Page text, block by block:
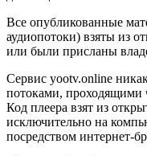
Все опубликованные
аудиопотоки) взяты из
или были присланы
Сервис yootv.online
потоками, проходящими
Код плеера взят из
исключительно на
посредством интернет-